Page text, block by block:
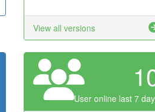
View all versions
User online last 7